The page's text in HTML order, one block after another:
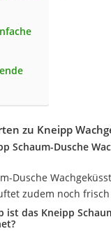
zu Kneipp
Schaum-Dusche
Dusche
zudem noch
ist das Kneipp